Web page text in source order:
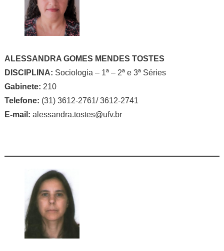
ALESSANDRA GOMES MENDES TOSTES
DISCIPLINA: Sociologia – 1ª – 2ª e 3ª Séries
Gabinete: 210
Telefone: (31) 3612-2761/ 3612-2741
E-mail: alessandra.tostes@ufv.br